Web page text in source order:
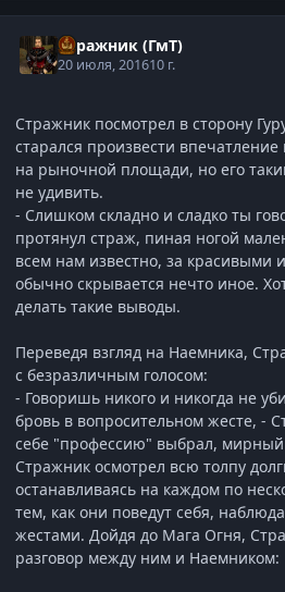
Стражник (ГмТ)
20 июля, 201610 г.
Стражник посмотрел в сторону
старался произвести
на рыночной площади, но его
не удивить.
- Слишком складно и сладко ты
протянул страж, пиная ногой
всем нам известно, за
обычно скрывается нечто иное.
делать такие выводы.
Переведя взгляд на Наемника,
с безразличным голосом:
- Говоришь никого и никогда не
бровь в вопросительном жесте, -
себе "профессию" выбрал,
Стражник осмотрел всю толпу
останавливаясь на каждом по
тем, как они поведут себя,
жестами. Дойдя до Мага Огня,
разговор между ним и Наемником: